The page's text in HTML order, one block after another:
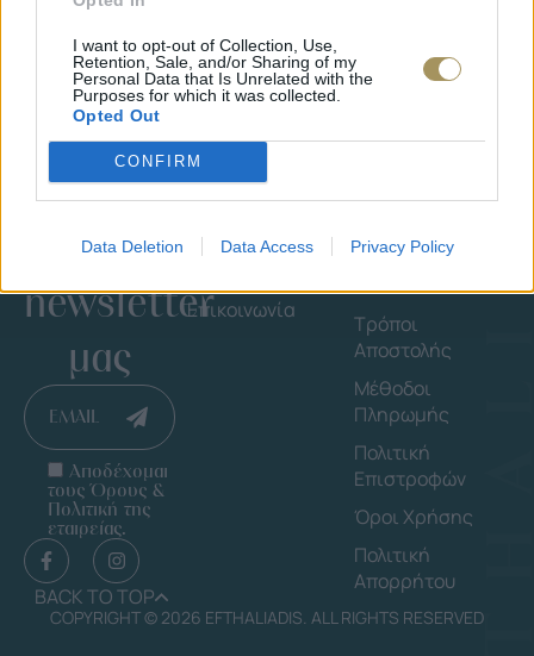
I want to opt-out of Collection, Use,
Retention, Sale, and/or Sharing of my
Personal Data that Is Unrelated with the
Purposes for which it was collected.
Opted Out
CONFIRM
Data Deletion Data Access Privacy Policy
Εγγράψου
στο
newsletter
μας
EMAIL
Αποδέχομαι
τους Όρους &
Πολιτική της
εταιρείας.
BACK TO TOP
Εταιρεία
Shop By Brand
Επικοινωνία
Μεγέθους
Δαχτυλιδιών
Τρόποι
Αποστολής
Μέθοδοι
Πληρωμής
Πολιτική
Επιστροφών
Όροι Χρήσης
Πολιτική
Απορρήτου
COPYRIGHT © 2026 EFTHALIADIS. ALL RIGHTS RESERVED